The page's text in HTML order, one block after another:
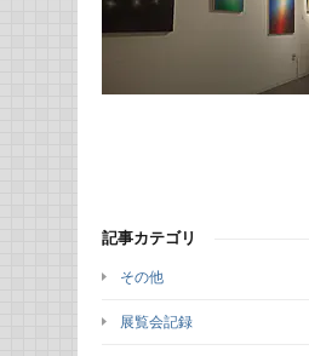
記事カテゴリ
その他
展覧会記録